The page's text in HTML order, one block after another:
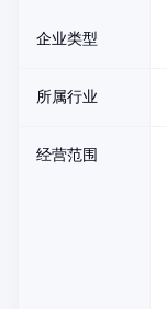
企业类型
所属行业
经营范围